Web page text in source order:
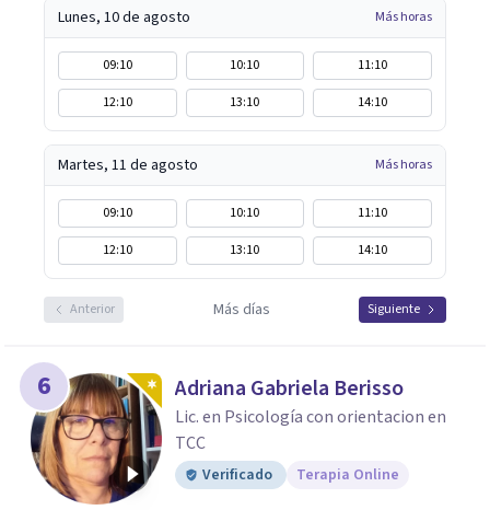
Lunes, 10 de agosto Más horas
09:10 10:10
11:10
12:10
13:10 14:10
Martes, 11 de agosto Más horas
09:10 10:10
11:10
12:10
13:10 14:10
Anterior Más días Siguiente
6 Adriana Gabriela Berisso
Lic. en Psicología con orientacion en
TCC
Verificado Terapia Online